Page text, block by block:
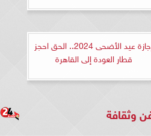
إجازة عيد الأضحى 2024.. الحق احجز
قطار العودة إلى القاهرة
وثقافة